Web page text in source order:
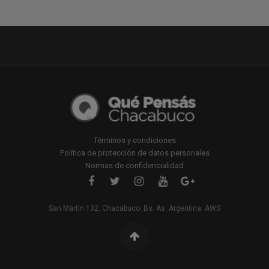
Términos y condiciones
Política de protección de datos personales
Normas de confidencialidad
San Martin 132. Chacabuco. Bs. As. Argentina. AWS